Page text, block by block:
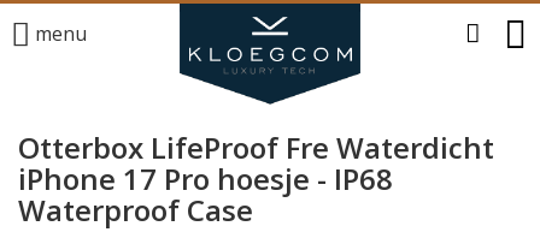
menu
Otterbox LifeProof Fre Waterdicht
iPhone 17 Pro hoesje - IP68
Waterproof Case